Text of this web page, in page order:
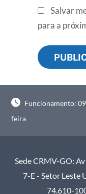
Salvar
para a
Funcionamento:
feira
Sede CRMV-GO:
7-E - Setor Leste
74.610-